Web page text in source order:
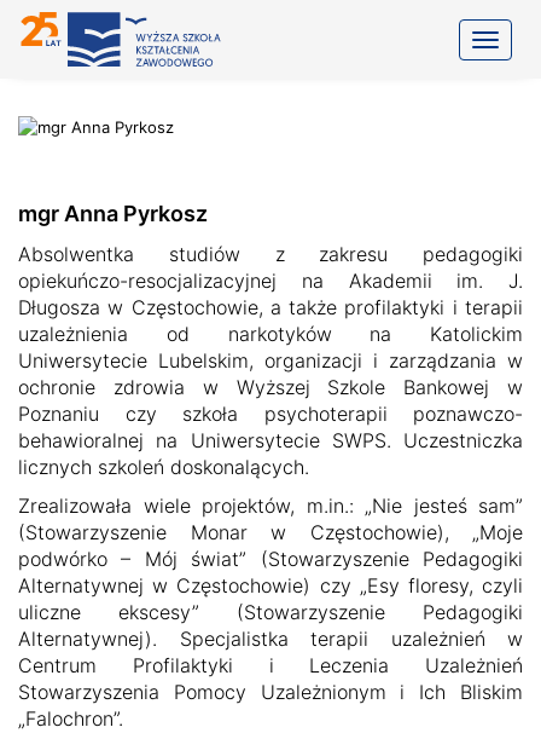
mgr Anna Pyrkosz
Absolwentka studiów z zakresu pedagogiki
opiekuńczo-resocjalizacyjnej na Akademii im. J.
Długosza w Częstochowie, a także profilaktyki i terapii
uzależnienia od narkotyków na Katolickim
Uniwersytecie Lubelskim, organizacji i zarządzania w
ochronie zdrowia w Wyższej Szkole Bankowej w
Poznaniu czy szkoła psychoterapii poznawczo-
behawioralnej na Uniwersytecie SWPS. Uczestniczka
licznych szkoleń doskonalących.
Zrealizowała wiele projektów, m.in.: „Nie jesteś sam”
(Stowarzyszenie Monar w Częstochowie), „Moje
podwórko – Mój świat” (Stowarzyszenie Pedagogiki
Alternatywnej w Częstochowie) czy „Esy floresy, czyli
uliczne ekscesy” (Stowarzyszenie Pedagogiki
Alternatywnej). Specjalistka terapii uzależnień w
Centrum Profilaktyki i Leczenia Uzależnień
Stowarzyszenia Pomocy Uzależnionym i Ich Bliskim
„Falochron”.